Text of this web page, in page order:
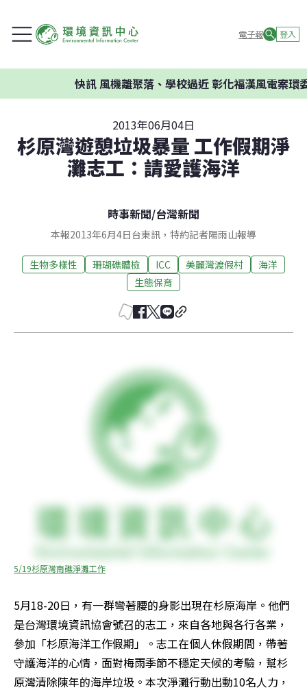
電子報 登入
風機離聚落、學校過近 彰化福漢風電案環委建議
2013年06月04日
杉原灣遊憩垃圾暴量 工作假期淨
灘志工：請愛護海洋
時事新聞/台灣新聞
本報2013年6月4日台東訊，特約記者陽雨山報導
生物多樣性 珊瑚礁體檢 ICC 美麗灣渡假村
海洋
生態保育
5/19杉原灣南礁淨灘工作
5月18-20日，有一群彎著腰的身影出現在杉原海岸。他們
是台灣環境資訊協會號召的志工，來自各地與各行各業，
參加「杉原海洋工作假期」。志工在個人休假期間，帶著
守護海洋的心情，面對梅雨季節不穩定天候的考驗，幫杉
原灣清除陳年的海岸垃圾。本次淨灘行動出動10名人力，